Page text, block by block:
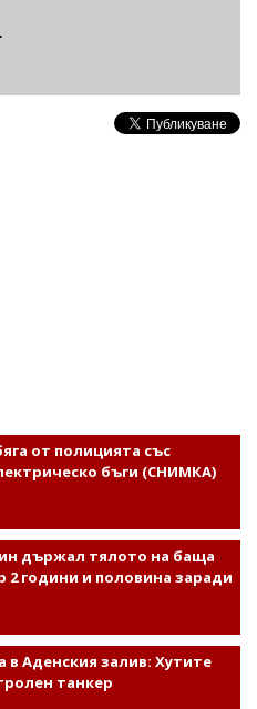
от полицията със
бъги (СНИМКА)
държал тялото на баща
2 години и половина заради
в Аденския залив: Хутите
танкер